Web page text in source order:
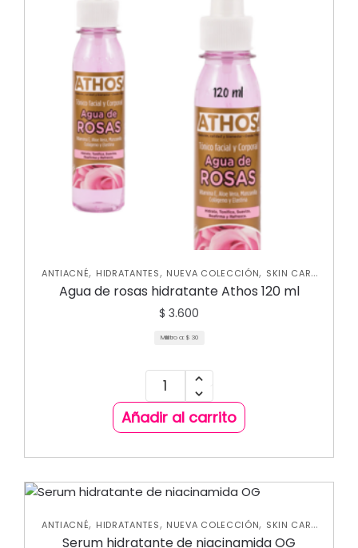
ANTIACNÉ, HIDRATANTES, NUEVA COLECCIÓN, SKIN CARE
FACIAL
Agua de rosas hidratante Athos 120 ml
$ 3.600
Mililitro a: $ 30
Añadir al carrito
ANTIACNÉ, HIDRATANTES, NUEVA COLECCIÓN, SKIN CARE
FACIAL
Serum hidratante de niacinamida OG